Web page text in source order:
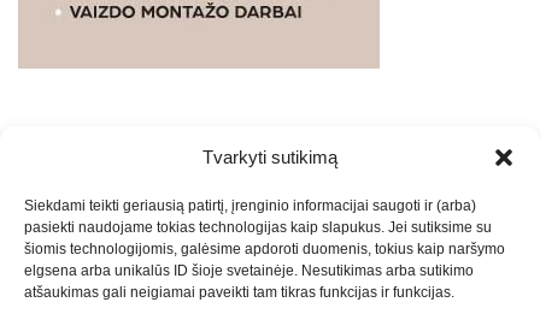
Tvarkyti sutikimą
Siekdami teikti geriausią patirtį, įrenginio informacijai saugoti ir (arba)
pasiekti naudojame tokias technologijas kaip slapukus. Jei sutiksime su
šiomis technologijomis, galėsime apdoroti duomenis, tokius kaip naršymo
elgsena arba unikalūs ID šioje svetainėje. Nesutikimas arba sutikimo
atšaukimas gali neigiamai paveikti tam tikras funkcijas ir funkcijas.
PASLAUGOS. SEO tekstų rašymas, turinio kūrimas,
straipsnių rašymas ir talpinimas į mūsų valdomas
svetaines.2026Armijai.LTTheme: Express News ByAdore
Themes.